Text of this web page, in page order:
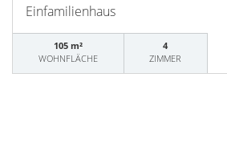
Einfamilienhaus
105 m²
WOHNFLÄCHE
4
ZIMMER